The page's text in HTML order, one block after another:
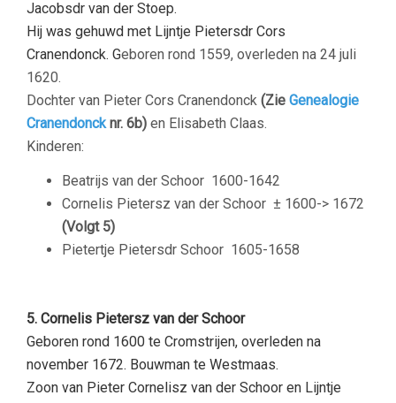
Jacobsdr van der Stoep.
Hij was gehuwd met Lijntje Pietersdr Cors
Cranendonck. Geboren rond 1559, overleden na 24 juli
1620.
Dochter van Pieter Cors Cranendonck (Zie Genealogie
Cranendoncknr. 6b) en Elisabeth Claas.
Kinderen:
Beatrijs van der Schoor 1600-1642
Cornelis Pietersz van der Schoor ± 1600-> 1672
(Volgt 5)
Pietertje Pietersdr Schoor 1605-1658
5. Cornelis Pietersz van der Schoor
Geboren rond 1600 te Cromstrijen, overleden na
november 1672. Bouwman te Westmaas.
Zoon van Pieter Cornelisz van der Schoor en Lijntje